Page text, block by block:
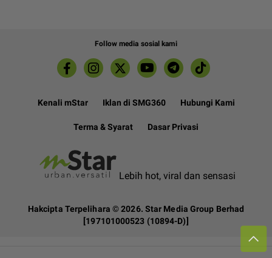
Follow media sosial kami
Kenali mStar Iklan di SMG360 Hubungi Kami
Terma & Syarat Dasar Privasi
Lebih hot, viral dan sensasi
Hakcipta Terpelihara ©2026. Star Media Group Berhad
[197101000523 (10894-D)]